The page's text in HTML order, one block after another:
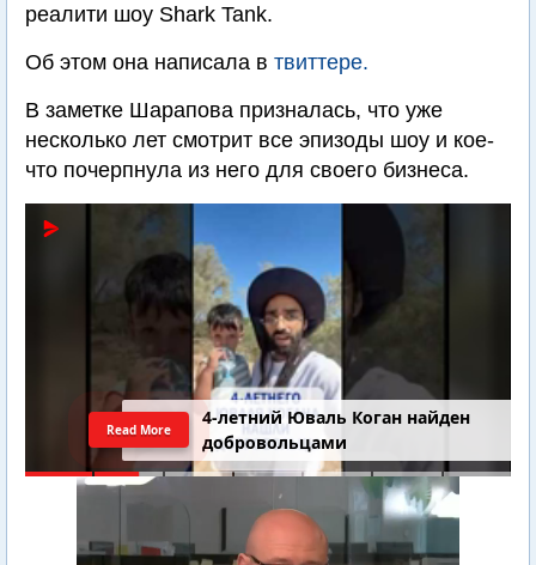
реалити шоу Shark Tank.
Об этом она написала в твиттере.
В заметке Шарапова призналась, что уже
несколько лет смотрит все эпизоды шоу и кое-
что почерпнула из него для своего бизнеса.
4-летний Юваль Коган найден
добровольцами
Read More